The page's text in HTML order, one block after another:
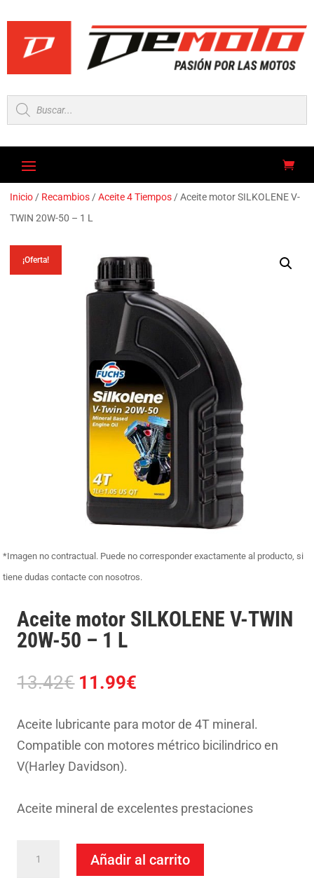
Búsqueda
de
productos
Inicio / Recambios /Aceite 4 Tiempos / Aceite motor SILKOLENE V-
TWIN 20W-50 – 1 L
¡Oferta!
*Imagen no contractual. Puede no corresponder exactamente al producto, si
tiene dudas contacte con nosotros.
Aceite motor SILKOLENE V-TWIN
20W-50 – 1 L
13.42€ El
original
era:
13.42€.
11.99€
actual
es:
Aceite lubricante para motor de 4T mineral.
Compatible con motores métrico bicilindrico en
V(Harley Davidson).
Aceite mineral de excelentes prestaciones
Añadir al carrito